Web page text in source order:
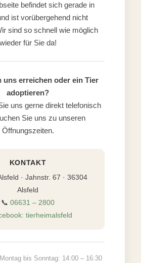
befindet sich gerade in
ist vorübergehend nicht
sind so schnell wie möglich
wieder für Sie da!
uns erreichen oder ein Tier
adoptieren?
uns gerne direkt telefonisch
Sie uns zu unseren
Öffnungszeiten.
KONTAKT
· Jahnstr. 67 · 36304
Alsfeld
📞 06631 – 2800
tierheimalsfeld
bis Sonntag: 14:00 – 16:30